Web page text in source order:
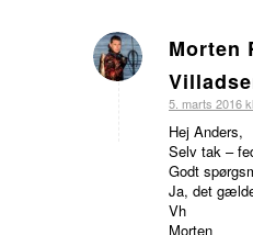
Morten
siger:
5. marts 2016
Hej Anders,
Selv tak –
Godt
Ja, det
Vh
Morten